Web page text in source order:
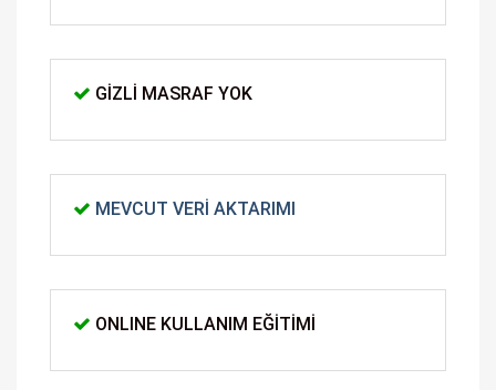
GIZLI MASRAF YOK
MEVCUT VERI AKTARIMI
ONLINE KULLANIM EĞITIMI